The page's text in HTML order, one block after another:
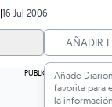
|16 Jul 2006
AÑADIR
Añade
favorita para
la